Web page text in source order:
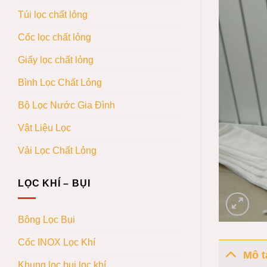
Túi lọc chất lỏng
Cốc lọc chất lỏng
Giấy lọc chất lỏng
Bình Lọc Chất Lỏng
Bộ Lọc Nước Gia Đình
Vật Liệu Lọc
Vải Lọc Chất Lỏng
LỌC KHÍ – BỤI
Bông Lọc Bụi
Cốc INOX Lọc Khí
Khung lọc bụi lọc khí
Mô